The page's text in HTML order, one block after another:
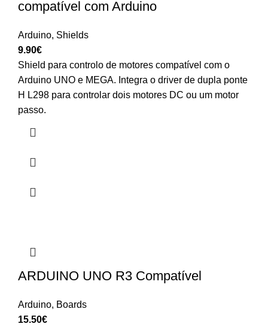
compatível com Arduino
Arduino, Shields
9.90€
Shield para controlo de motores compatível com o
Arduino UNO e MEGA. Integra o driver de dupla ponte
H L298 para controlar dois motores DC ou um motor
passo.
ARDUINO UNO R3 Compatível
Arduino, Boards
15.50€